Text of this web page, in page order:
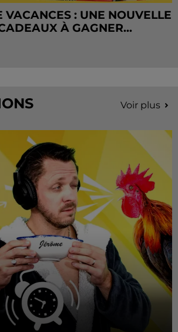
VACANCES : UNE NOUVELLE
À GAGNER...
Voir plus